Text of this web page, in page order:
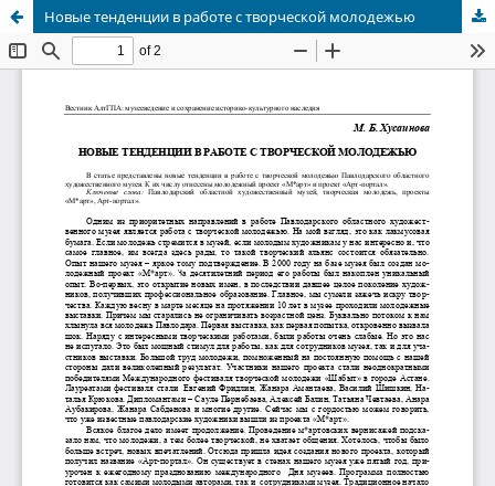
Новые тенденции в работе с творческой молодежью